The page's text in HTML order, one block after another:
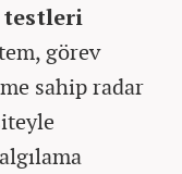
testleri
görev
sahip radar